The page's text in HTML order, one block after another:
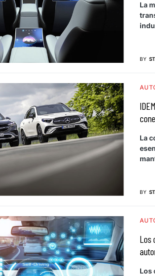
La
BY
La
BY
Los
Los